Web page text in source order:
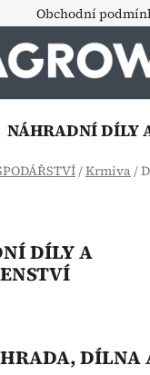
Obchodní
NÁHRADNÍ DÍLY
/Krmiva/
DÍLY A
DÍLNA